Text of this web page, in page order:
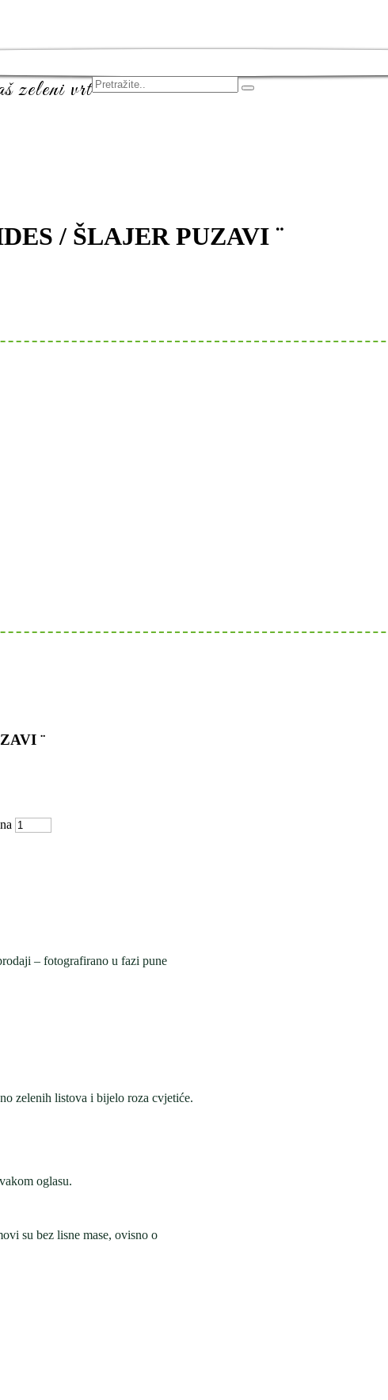
zeleni vrt
/ ŠLAJER PUZAVI ¨
¨
– fotografirano u fazi pune
zelenih listova i bijelo roza cvjetiće.
oglasu.
su bez lisne mase, ovisno o